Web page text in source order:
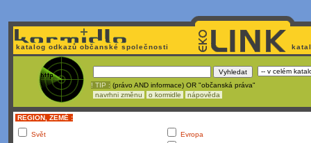
katalog odkazů občanské společnosti
! TIP : (právo AND informace) OR "občanská práva"
navrhni změnu
o kormidle nápověda
REGION, ZEMĚ :
Svět
Evropa